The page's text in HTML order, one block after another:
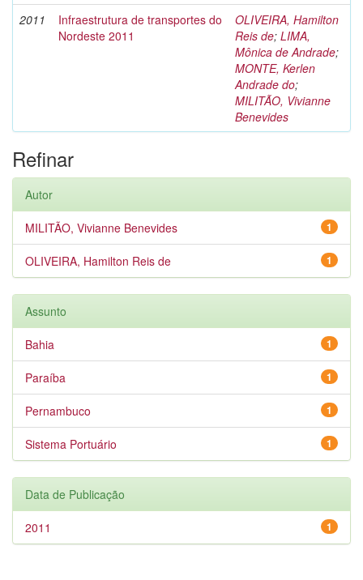
2011
Infraestrutura de transportes do
Nordeste 2011
OLIVEIRA, Hamilton
Reis de; LIMA,
Mônica de Andrade;
MONTE, Kerlen
Andrade do;
MILITÃO, Vivianne
Benevides
Refinar
Autor
1
MILITÃO, Vivianne Benevides
1
OLIVEIRA, Hamilton Reis de
Assunto
1
Bahia
1
Paraíba
1
Pernambuco
1
Sistema Portuário
Data de Publicação
1
2011